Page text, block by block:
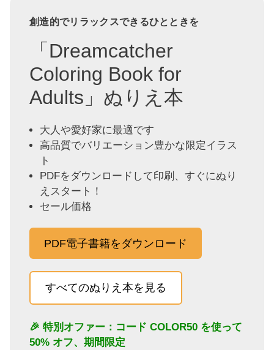
創造的でリラックスできるひとときを
「Dreamcatcher
Coloring Book for
Adults」ぬりえ本
大人や愛好家に最適です
高品質でバリエーション豊かな限定イラス
ト
PDFをダウンロードして印刷、すぐにぬり
えスタート！
セール価格
PDF電子書籍をダウンロード
すべてのぬりえ本を見る
🎉 特別オファー：コード COLOR50 を使って
50% オフ、期間限定